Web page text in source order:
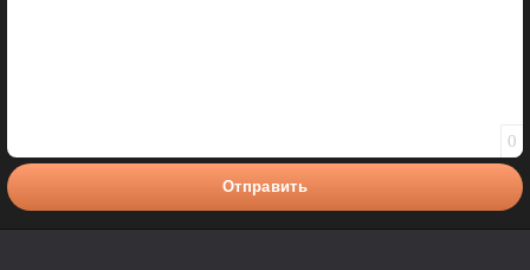
0
Отправить